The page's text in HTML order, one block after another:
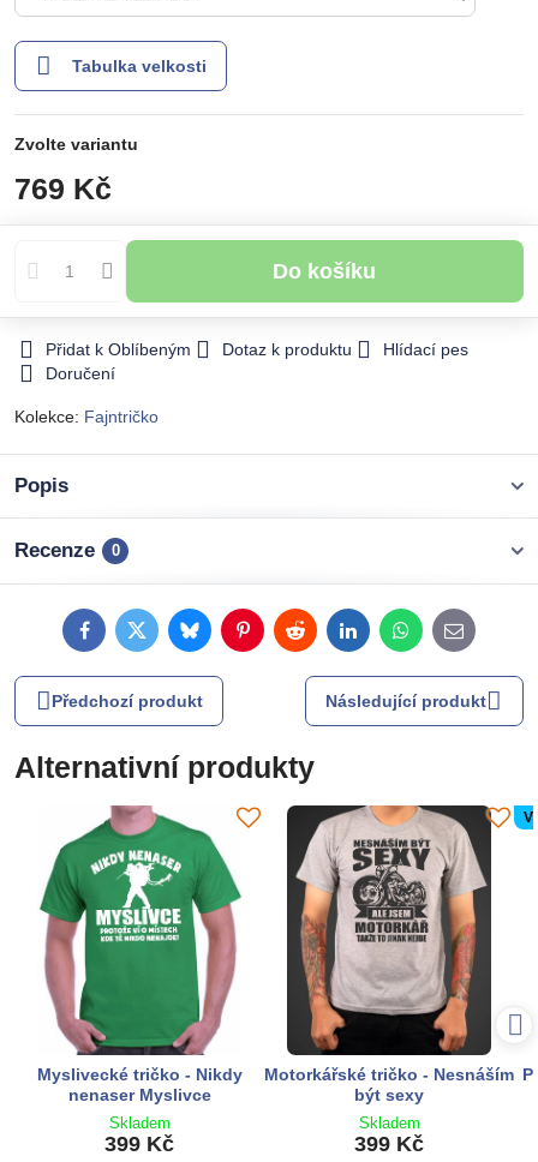
Tabulka velkosti
Zvolte variantu
769 Kč
Do košíku
Přidat k Oblíbeným Dotaz k produktu
Hlídací pes
Doručení
Kolekce: Fajntričko
Popis
Recenze 0
FacebookTwitterBlueskyPinterestRedditLinkedInWhatsApp
E-
mail
Předchozí produkt Následující produkt
Alternativní produkty
Myslivecké tričko - Nikdy
nenaser Myslivce
Skladem
399 Kč
Motorkářské tričko - Nesnáším
být sexy
Skladem
399 Kč